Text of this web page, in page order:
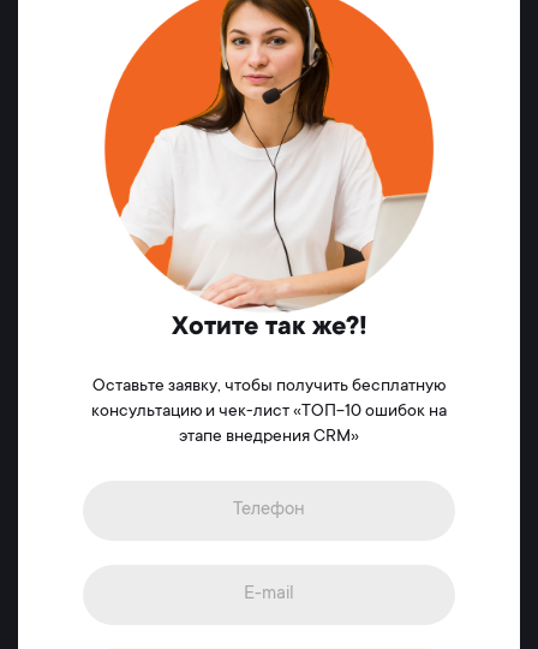
Хотите так же?!
Оставьте заявку, чтобы получить бесплатную
консультацию и чек-лист «ТОП-10 ошибок на
этапе внедрения CRM»